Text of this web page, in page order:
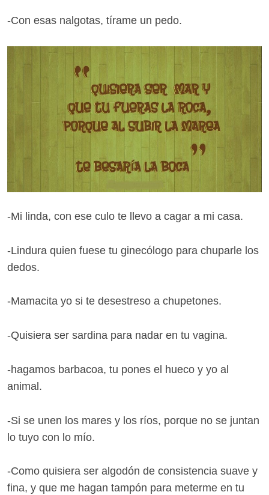
-Con esas nalgotas, tírame un pedo.
-Mi linda, con ese culo te llevo a cagar a mi casa.
-Lindura quien fuese tu ginecólogo para chuparle los
dedos.
-Mamacita yo si te desestreso a chupetones.
-Quisiera ser sardina para nadar en tu vagina.
-hagamos barbacoa, tu pones el hueco y yo al
animal.
-Si se unen los mares y los ríos, porque no se juntan
lo tuyo con lo mío.
-Como quisiera ser algodón de consistencia suave y
fina, y que me hagan tampón para meterme en tu